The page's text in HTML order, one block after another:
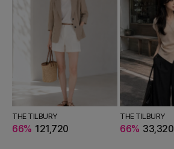
THE TILBURY
33,320
THE TILBURY
66% 121,720
THE TILBURY
66% 33,320